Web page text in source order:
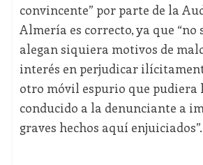
convincente” por parte de la
Almería es correcto, ya que “no
alegan siquiera motivos de
interés en perjudicar
otro móvil espurio que pudiera
conducido a la denunciante a
graves hechos aquí enjuiciados”.